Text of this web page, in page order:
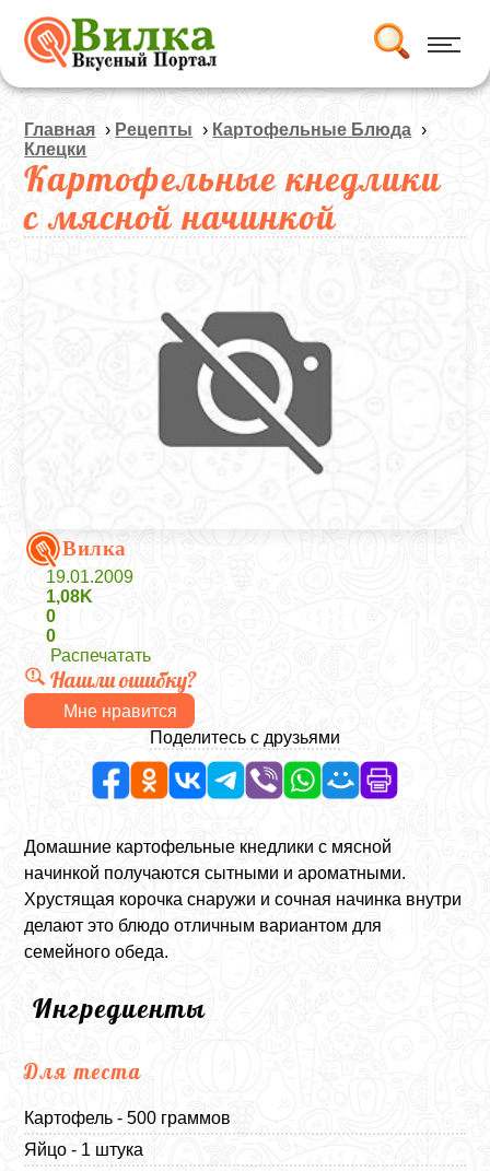
Главная › Рецепты › Картофельные Блюда ›
Клецки
Картофельные кнедлики
с мясной начинкой
Вилка
19.01.2009
1,08K
0
0
Распечатать
Нашли ошибку?
Мне нравится
Поделитесь с друзьями
Домашние картофельные кнедлики с мясной
начинкой получаются сытными и ароматными.
Хрустящая корочка снаружи и сочная начинка внутри
делают это блюдо отличным вариантом для
семейного обеда.
Ингредиенты
Для теста
Картофель - 500 граммов
Яйцо - 1 штука